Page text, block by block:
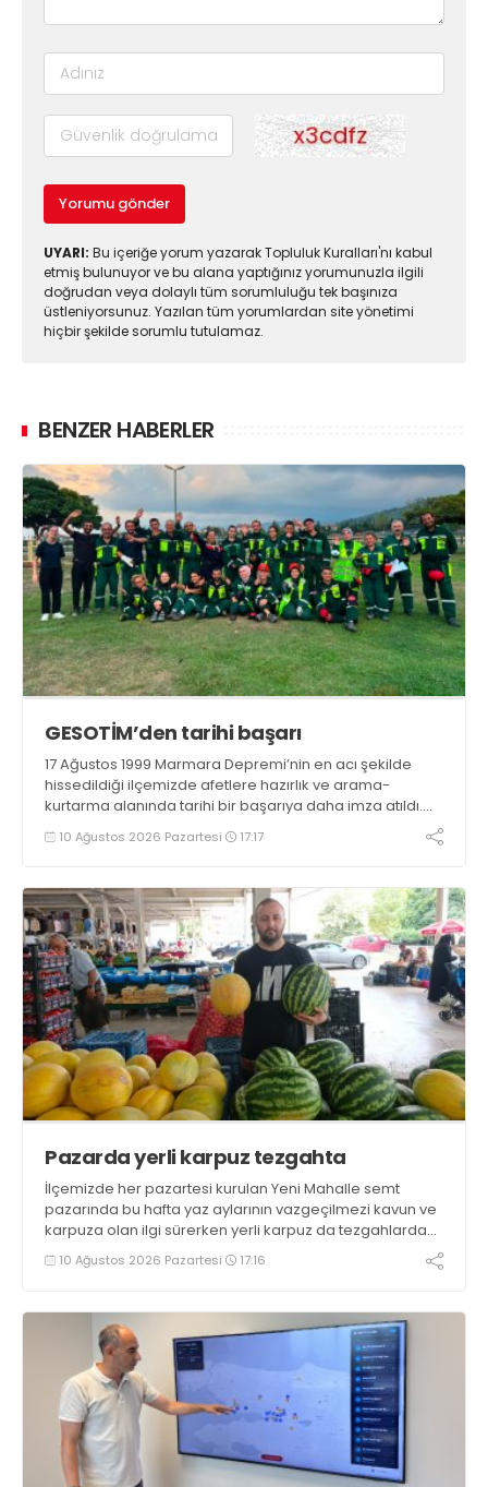
Yorumu gönder
UYARI: Bu içeriğe yorum yazarak Topluluk Kuralları'nı kabul
etmiş bulunuyor ve bu alana yaptığınız yorumunuzla ilgili
doğrudan veya dolaylı tüm sorumluluğu tek başınıza
üstleniyorsunuz. Yazılan tüm yorumlardan site yönetimi
hiçbir şekilde sorumlu tutulamaz.
BENZER HABERLER
GESOTİM’den tarihi başarı
17 Ağustos 1999 Marmara Depremi’nin en acı şekilde
hissedildiği ilçemizde afetlere hazırlık ve arama-
kurtarma alanında tarihi bir başarıya daha imza atıldı.
Gölcük Arama Kurtarma Derneği (GESOTİM),
bünyesindeki 4. arama-kurtarma ekibinin akreditasyon
10 Ağustos 2026 Pazartesi 17:17
Pazarda yerli karpuz tezgahta
İlçemizde her pazartesi kurulan Yeni Mahalle semt
pazarında bu hafta yaz aylarının vazgeçilmezi kavun ve
karpuza olan ilgi sürerken yerli karpuz da tezgahlarda
yerini aldı
10 Ağustos 2026 Pazartesi 17:16